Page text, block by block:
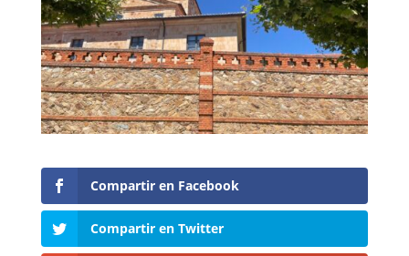
Compartir en Facebook
Compartir en Twitter